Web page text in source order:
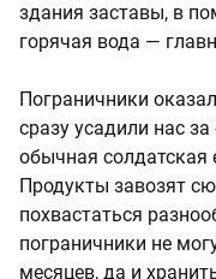
здания заставы, в
горячая вода —
Пограничники
сразу усадили нас
обычная
Продукты завозят
похвастаться
пограничники не
месяцев, да и